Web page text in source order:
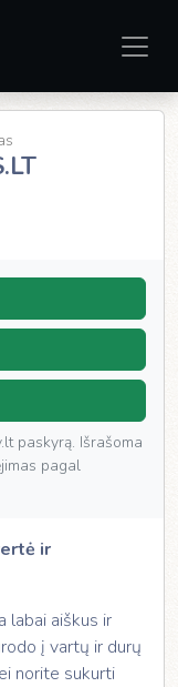
paskyrą. Išrašoma
pagal
ir
labai aiškus ir
į vartų ir durų
norite sukurti